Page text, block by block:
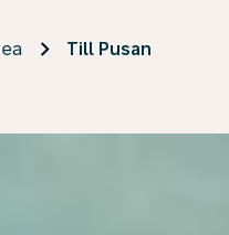
Till Pusan